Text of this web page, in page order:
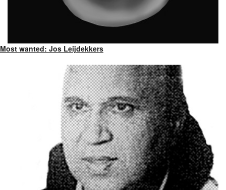
Most wanted: Jos Leijdekkers